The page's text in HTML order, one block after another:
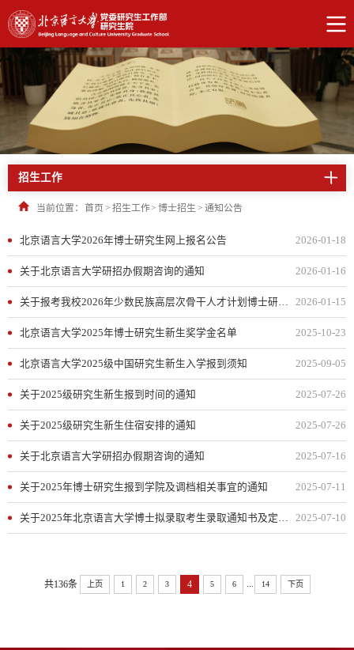
招生工作
当前位置： 首页 > 招生工作> 博士招生 > 通知公告
2026-01-18
北京语言大学2026年博士研究生网上报名公告
2026-01-16
关于北京语言大学研招办假期咨询的通知
2026-01-15
关于报考我校2026年少数民族高层次骨干人才计划博士研究生有关事项的说明
2025-10-23
北京语言大学2025年博士研究生新生奖学金名单
2025-09-05
北京语言大学2025级中国研究生新生入学报到须知
2025-07-26
关于2025级研究生新生报到时间的通知
2025-07-26
关于2025级研究生新生住宿安排的通知
2025-07-16
关于北京语言大学研招办假期咨询的通知
2025-07-11
关于2025年博士研究生报到学院及调档相关事宜的通知
2025-07-10
关于2025年北京语言大学博士拟录取考生录取通知书及定向协议邮寄的通知
共136条 上页 1 2 3 4 5 6 ... 14 下页